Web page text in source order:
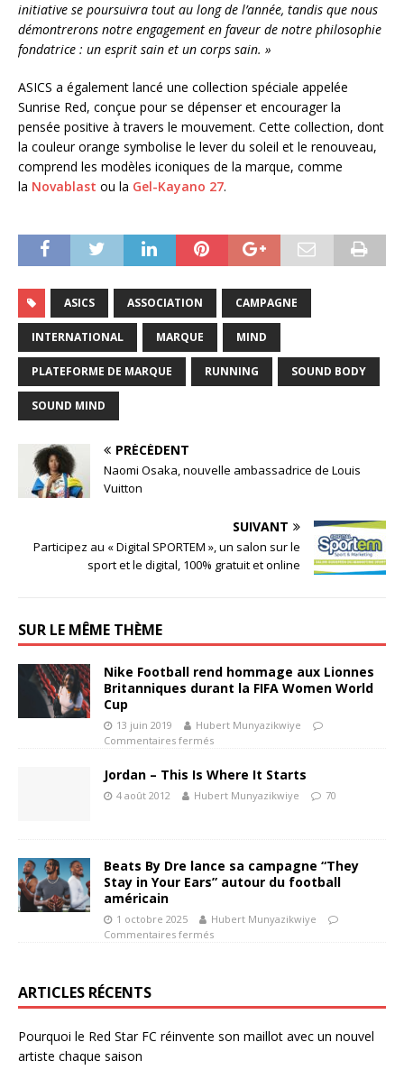
initiative se poursuivra tout au long de l’année, tandis que nous
démontrerons notre engagement en faveur de notre philosophie
fondatrice : un esprit sain et un corps sain. »
ASICS a également lancé une collection spéciale appelée
Sunrise Red, conçue pour se dépenser et encourager la
pensée positive à travers le mouvement. Cette collection, dont
la couleur orange symbolise le lever du soleil et le renouveau,
comprend les modèles iconiques de la marque, comme
la Novablast ou la Gel-Kayano 27.
ASICS ASSOCIATION CAMPAGNE
INTERNATIONAL MARQUE MIND
PLATEFORME DE MARQUE RUNNING SOUND BODY
SOUND MIND
PRÉCÉDENT
Naomi Osaka, nouvelle ambassadrice de Louis
Vuitton
SUIVANT
Participez au « Digital SPORTEM », un salon sur le
sport et le digital, 100% gratuit et online
SUR LE MÊME THÈME
Nike Football rend hommage aux Lionnes
Britanniques durant la FIFA Women World
Cup
13 juin 2019
Hubert Munyazikwiye
Commentaires fermés
Jordan – This Is Where It Starts
4 août 2012 Hubert Munyazikwiye 70
Beats By Dre lance sa campagne “They
Stay in Your Ears” autour du football
américain
1 octobre 2025
Hubert Munyazikwiye
Commentaires fermés
ARTICLES RÉCENTS
Pourquoi le Red Star FC réinvente son maillot avec un nouvel
artiste chaque saison